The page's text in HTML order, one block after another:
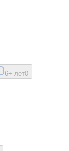
6+ лет0